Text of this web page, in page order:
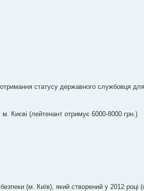
статусу державного службовця
Києві (лейтенант отримує 6000-8000 грн.)
(м. Київ), який створений у 2012 році